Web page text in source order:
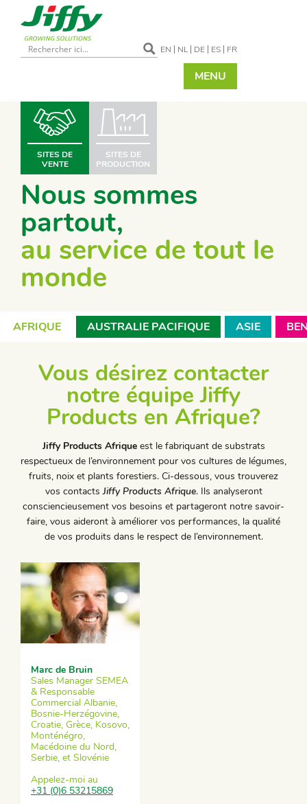
EN NL DE ES FR
MENU
Nous sommes
partout,
au service de tout le
monde
SITES DE
VENTE
SITES DE
PRODUCTION
AFRIQUE AUSTRALIE PACIFIQUE ASIE
Vous désirez contacter
notre équipe Jiffy
Products en Afrique?
Jiffy Products Afriqueest le fabriquant de substrats
respectueux de l’environnement pour vos cultures de légumes,
fruits, noix et plants forestiers. Ci-dessous, vous trouverez
vos contacts Jiffy Products Afrique. Ils analyseront
consciencieusement vos besoins et partageront notre savoir-
faire, vous aideront à améliorer vos performances, la qualité
de vos produits dans le respect de l’environnement.
Marc de Bruin
Sales Manager SEMEA
& Responsable
Commercial Albanie,
Bosnie-Herzégovine,
Croatie, Grèce, Kosovo,
Monténégro,
Macédoine du Nord,
Serbie, et Slovénie
Appelez-moi au
+31 (0)6 53215869